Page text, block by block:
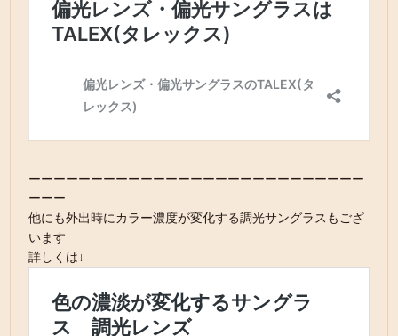
ーーーーーーーーーーーーーーーーーーーーーーーーーーー
ーーー
他にも外出時にカラー濃度が変化する調光サングラスもござ
います
詳しくは↓